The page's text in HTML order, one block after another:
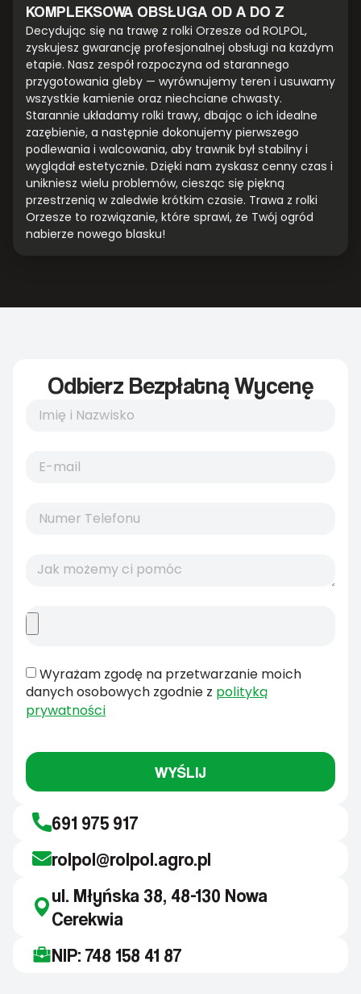
KOMPLEKSOWA OBSŁUGA OD A DO Z
Decydując się na trawę z rolki Orzesze od ROLPOL,
zyskujesz gwarancję profesjonalnej obsługi na każdym
etapie. Nasz zespół rozpoczyna od starannego
przygotowania gleby — wyrównujemy teren i usuwamy
wszystkie kamienie oraz niechciane chwasty.
Starannie układamy rolki trawy, dbając o ich idealne
zazębienie, a następnie dokonujemy pierwszego
podlewania i walcowania, aby trawnik był stabilny i
wyglądał estetycznie. Dzięki nam zyskasz cenny czas i
unikniesz wielu problemów, ciesząc się piękną
przestrzenią w zaledwie krótkim czasie. Trawa z rolki
Orzesze to rozwiązanie, które sprawi, że Twój ogród
nabierze nowego blasku!
Odbierz Bezpłatną Wycenę
Wyrażam zgodę na przetwarzanie moich
danych osobowych zgodnie z polityką
prywatności
WYŚLIJ
691 975 917
rolpol@rolpol.agro.pl
ul. Młyńska 38, 48-130 Nowa
Cerekwia
NIP: 748 158 41 87